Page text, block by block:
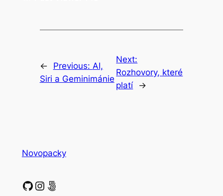
← Previous: AI,
Siri a Geminimánie
Next:
Rozhovory, které
platí
→
Novopacky
GitHub Instagram 500px